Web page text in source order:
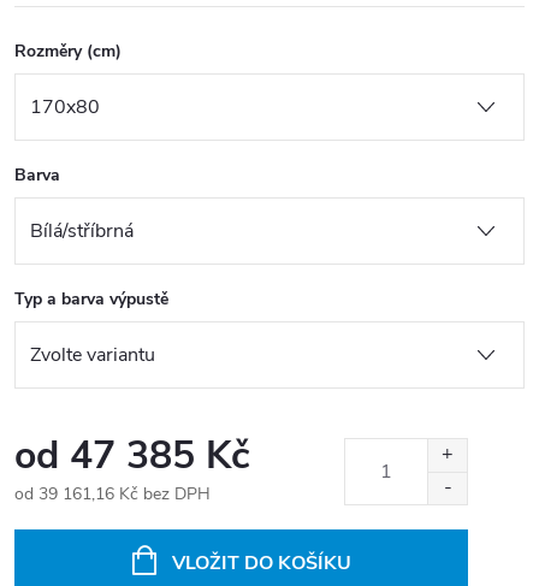
Rozměry (cm)
Barva
Typ a barva výpustě
od 47 385 Kč
od 39 161,16 Kč bez DPH
VLOŽIT DO KOŠÍKU